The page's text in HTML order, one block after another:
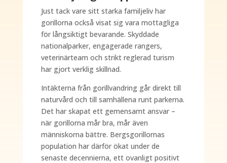
Just tack vare sitt starka familjeliv har
gorillorna också visat sig vara mottagliga
för långsiktigt bevarande. Skyddade
nationalparker, engagerade rangers,
veterinärteam och strikt reglerad turism
har gjort verklig skillnad.
Intäkterna från gorillvandring går direkt till
naturvård och till samhällena runt parkerna.
Det har skapat ett gemensamt ansvar –
när gorillorna mår bra, mår även
människorna bättre. Bergsgorillornas
population har därför ökat under de
senaste decennierna, ett ovanligt positivt